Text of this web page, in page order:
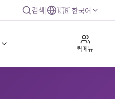
검색 🇰🇷 한국어
퀵메뉴